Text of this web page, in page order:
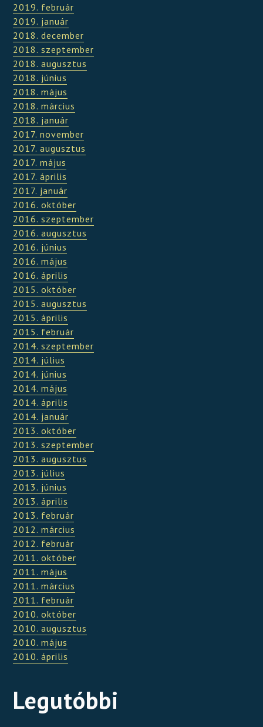
2019. február
2019. január
2018. december
2018. szeptember
2018. augusztus
2018. június
2018. május
2018. március
2018. január
2017. november
2017. augusztus
2017. május
2017. április
2017. január
2016. október
2016. szeptember
2016. augusztus
2016. június
2016. május
2016. április
2015. október
2015. augusztus
2015. április
2015. február
2014. szeptember
2014. július
2014. június
2014. május
2014. április
2014. január
2013. október
2013. szeptember
2013. augusztus
2013. július
2013. június
2013. április
2013. február
2012. március
2012. február
2011. október
2011. május
2011. március
2011. február
2010. október
2010. augusztus
2010. május
2010. április
Legutóbbi